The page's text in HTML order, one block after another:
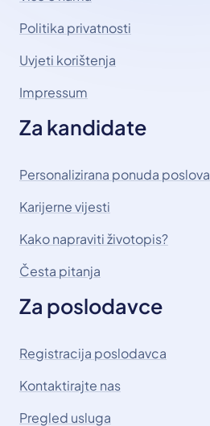
Politika privatnosti
Uvjeti korištenja
Impressum
Za kandidate
Personalizirana ponuda poslova
Karijerne vijesti
Kako napraviti životopis?
Česta pitanja
Za poslodavce
Registracija poslodavca
Kontaktirajte nas
Pregled usluga